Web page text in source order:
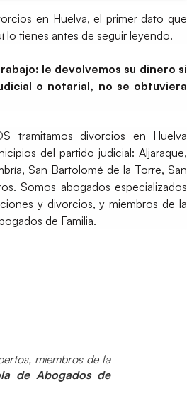
en Huelva, el primer dato que
lo tienes antes de seguir leyendo.
le devolvemos su dinero si
o notarial, no se obtuviera
tramitamos divorcios en Huelva
del partido judicial: Aljaraque,
San Bartolomé de la Torre, San
Somos abogados especializados
y divorcios, y miembros de la
de Familia.
miembros de la
de Abogados de